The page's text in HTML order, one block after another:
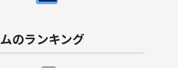
のランキング